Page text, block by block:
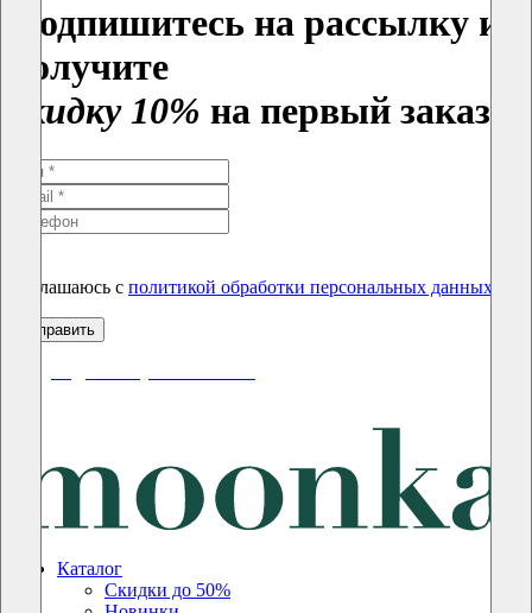
Подпишитесь на рассылку и
получите
скидку 10% на первый заказ
Соглашаюсь с политикой обработки персональных данных
Каталог
Скидки до 50%